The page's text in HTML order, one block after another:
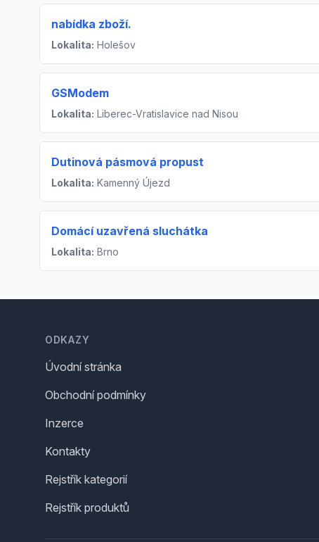
nabídka zboží.
Lokalita: Holešov
GSModem
Lokalita: Liberec-Vratislavice nad Nisou
Dutinová pásmová propust
Lokalita: Kamenný Újezd
Domácí uzavřená sluchátka
Lokalita: Brno
ODKAZY
Úvodní stránka
Obchodní podmínky
Inzerce
Kontakty
Rejstřík kategorií
Rejstřík produktů